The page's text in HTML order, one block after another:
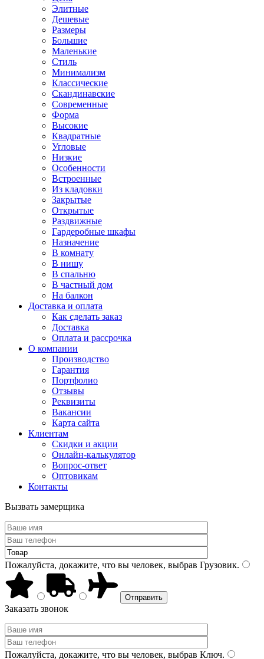
Элитные
Дешевые
Размеры
Большие
Маленькие
Стиль
Минимализм
Классические
Скандинавские
Современные
Форма
Высокие
Квадратные
Угловые
Низкие
Особенности
Встроенные
Из кладовки
Закрытые
Открытые
Раздвижные
Гардеробные шкафы
Назначение
В комнату
В нишу
В спальню
В частный дом
На балкон
Доставка и оплата
Как сделать заказ
Доставка
Оплата и рассрочка
О компании
Производство
Гарантия
Портфолио
Отзывы
Реквизиты
Вакансии
Карта сайта
Клиентам
Скидки и акции
Онлайн-калькулятор
Вопрос-ответ
Оптовикам
Контакты
Вызвать замерщика
Пожалуйста, докажите, что вы человек, выбрав Грузовик.
Заказать звонок
Пожалуйста, докажите, что вы человек, выбрав Ключ.